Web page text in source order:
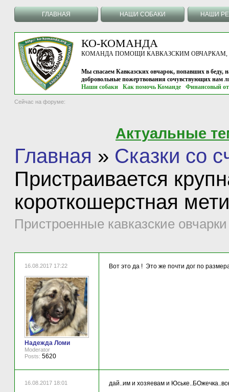
ГЛАВНАЯ НАШИ СОБАКИ НАШИ
КО-КОМАНДА
КОМАНДА ПОМОЩИ КАВКАЗСКИМ ОВЧАРКАМ, г.
Мы спасаем Кавказских овчарок, попавших в беду,
добровольные пожертвования сочувствующих нам
Наши собаки
Как помочь Команде Финансовый
Сейчас на форуме:
Актуальные
Главная » Сказки со
Пристраивается
короткошерстная
Пристроенные кавказские овчарки
16.08.2017 17:22
Надежда Ломи
Moderator
Posts: 5620
Вот это да ! Это же почти дог по
16.08.2017 18:01 дай..им и хозяевам и